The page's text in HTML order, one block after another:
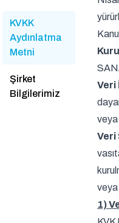
KVKK
Aydınlatma
Metni
Şirket
Bilgilerimiz
Veri
veya
Veri
veya
1)